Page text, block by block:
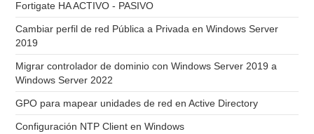
Fortigate HA ACTIVO - PASIVO
Cambiar perfil de red Pública a Privada en Windows Server
2019
Migrar controlador de dominio con Windows Server 2019 a
Windows Server 2022
GPO para mapear unidades de red en Active Directory
Configuración NTP Client en Windows